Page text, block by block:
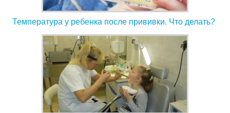
Температура у ребенка после прививки. Что делать?